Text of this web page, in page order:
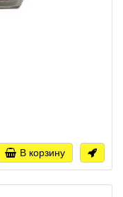
В корзину